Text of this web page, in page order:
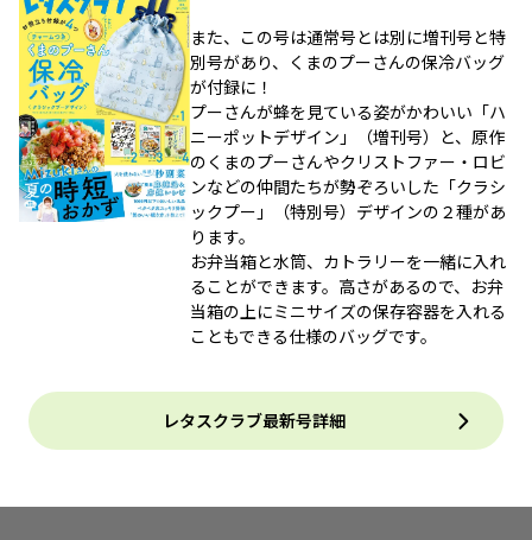
また、この号は通常号とは別に増刊号と特
別号があり、くまのプーさんの保冷バッグ
が付録に！
プーさんが蜂を見ている姿がかわいい「ハ
ニーポットデザイン」（増刊号）と、原作
のくまのプーさんやクリストファー・ロビ
ンなどの仲間たちが勢ぞろいした「クラシ
ックプー」（特別号）デザインの２種があ
ります。
お弁当箱と水筒、カトラリーを一緒に入れ
ることができます。高さがあるので、お弁
当箱の上にミニサイズの保存容器を入れる
こともできる仕様のバッグです。
レタスクラブ最新号詳細